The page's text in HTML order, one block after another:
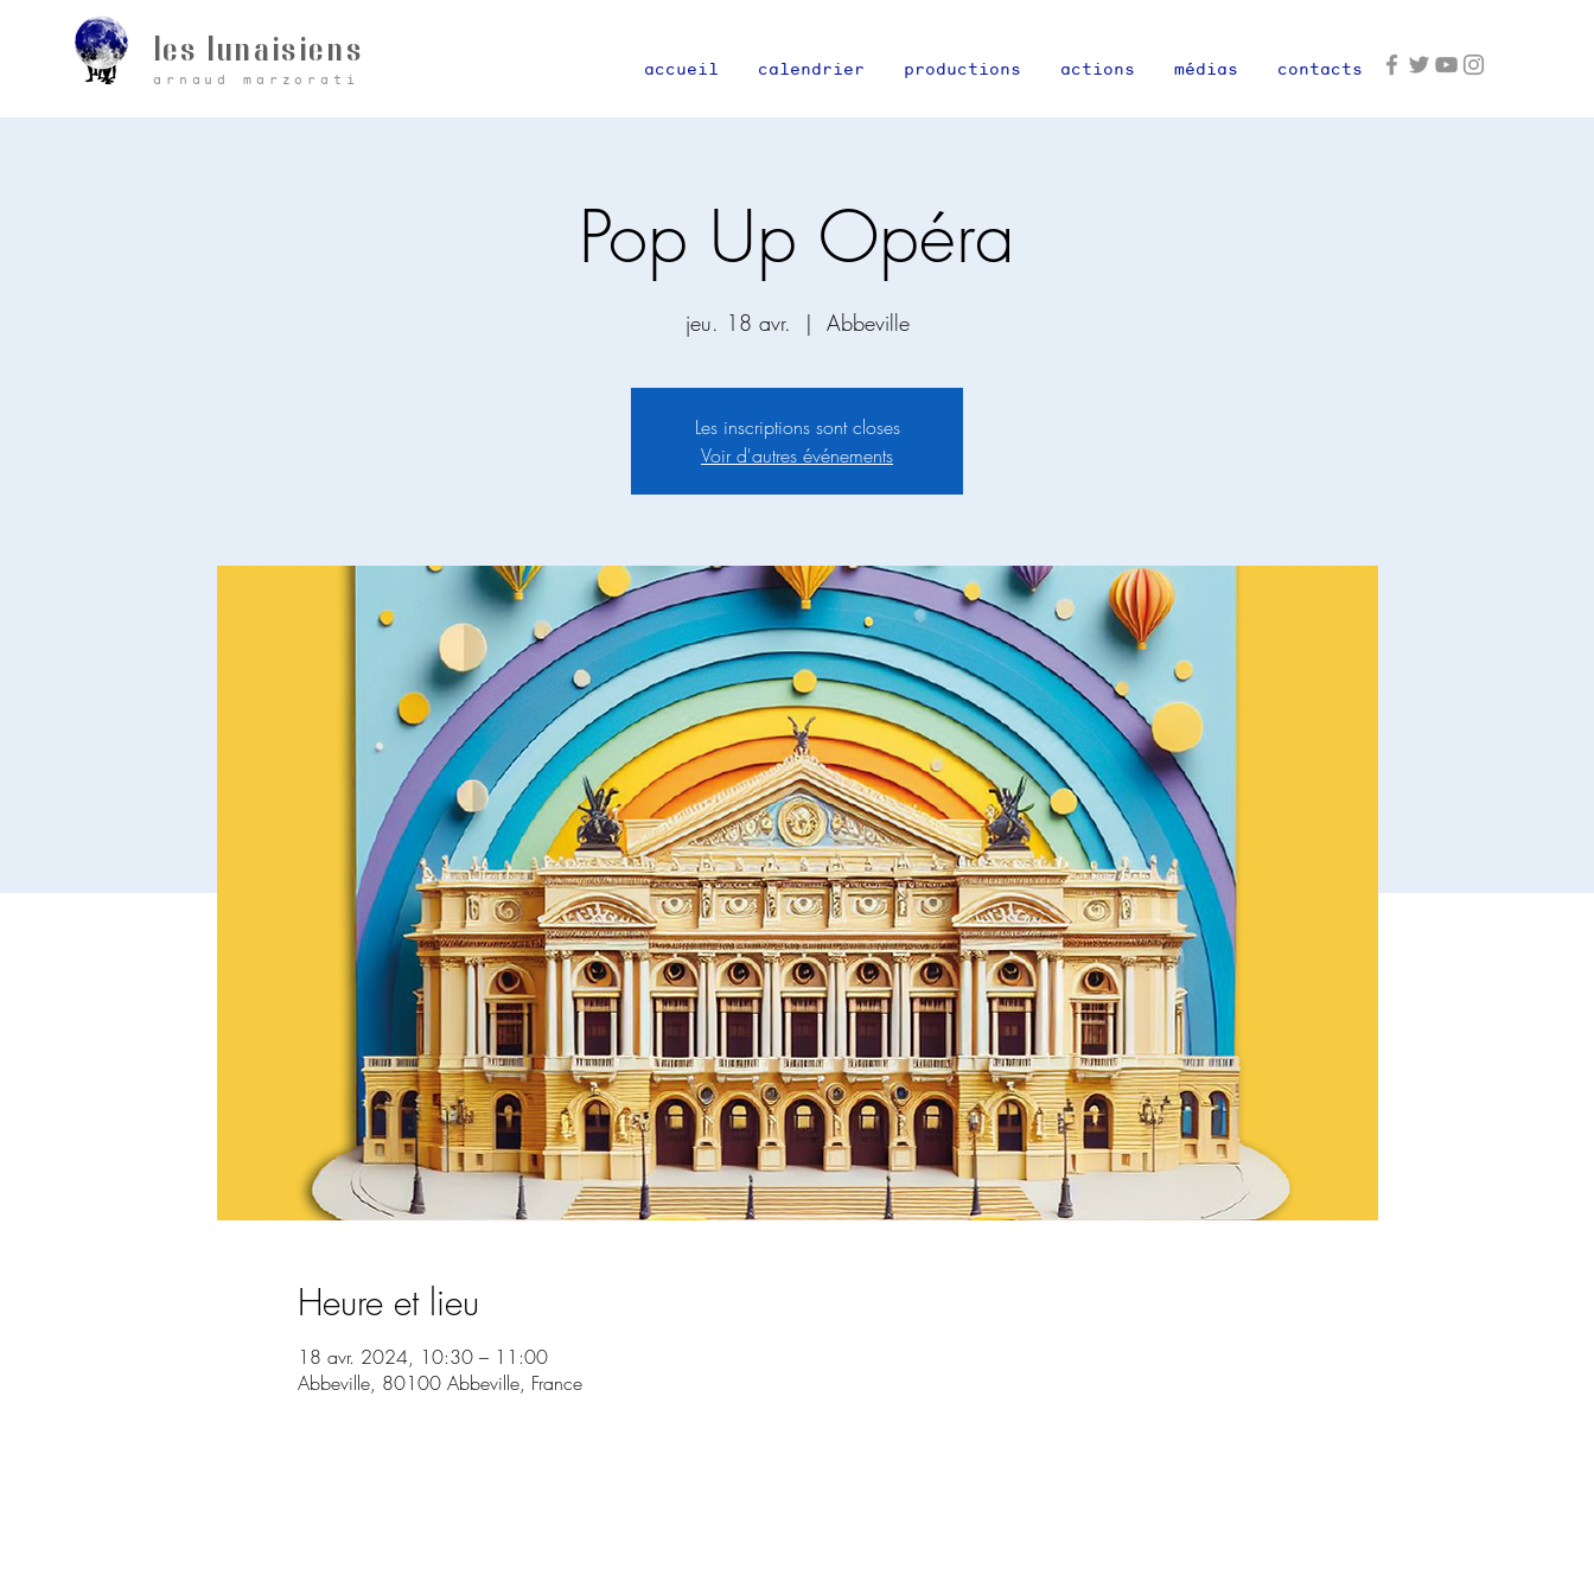
les lunaisiens accueil calendrier productions actions médias contacts
arnaud marzorati
Pop Up Opéra
jeu. 18 avr.
  |
Abbeville
Les inscriptions sont closes
Voir d'autres événements
Heure et lieu
18 avr. 2024, 10:30 – 11:00
Abbeville, 80100 Abbeville, France